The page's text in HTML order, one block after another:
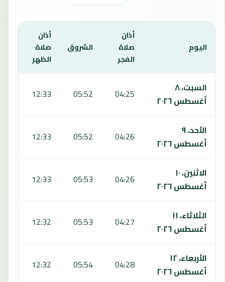
اليوم
أذان
صلاة
الفجر
الشروق
أذان
صلاة
الظهر
السبت، ٨
أغسطس ٢٠٢٦
04:25
05:52
12:33
الأحد، ٩
أغسطس ٢٠٢٦
04:26
05:52
12:33
الاثنين، ١٠
أغسطس ٢٠٢٦
04:26
05:53
12:33
الثلاثاء، ١١
أغسطس ٢٠٢٦
04:27
05:53
12:32
الأربعاء، ١٢
أغسطس ٢٠٢٦
04:28
05:54
12:32